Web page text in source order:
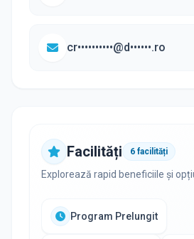
cr••••••••••@d••••••.ro
Facilități 6 facilități
Explorează rapid beneficiile și
Program Prelungit